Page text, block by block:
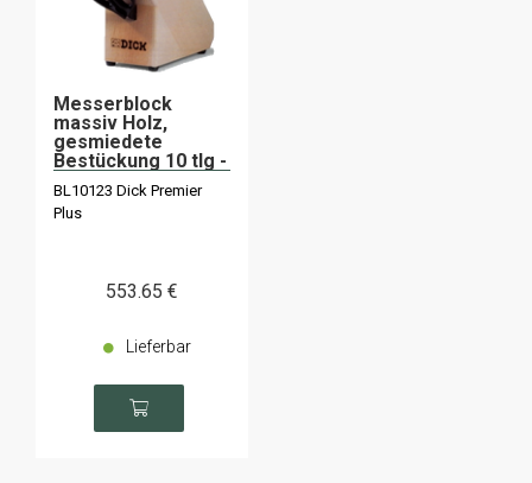
Messerblock
massiv Holz,
gesmiedete
Bestückung 10 tlg -
Dick Premier
BL10123 Dick Premier
Plus
553.65 €
Lieferbar